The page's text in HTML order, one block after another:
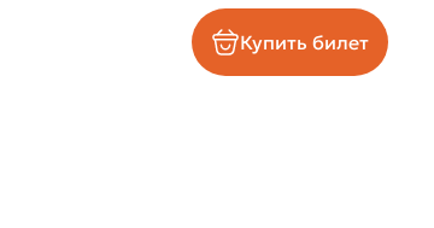
Купить билет